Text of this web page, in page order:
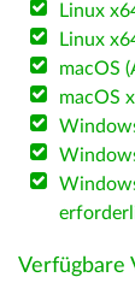
Linux
Linux
macOS
macOS
Verfügbare